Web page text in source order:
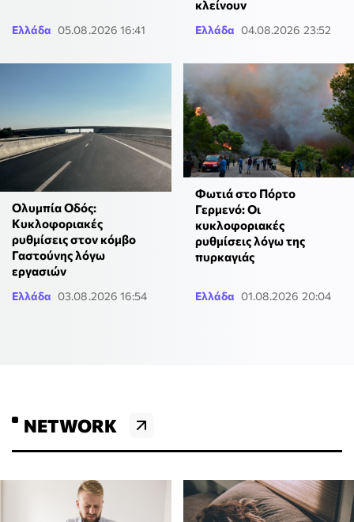
Ελλάδα 05.08.2026 16:41
κλείνουν
Ελλάδα 04.08.2026 23:52
Ολυμπία Οδός:
Κυκλοφοριακές
ρυθμίσεις στον κόμβο
Γαστούνης λόγω
εργασιών
Ελλάδα 03.08.2026 16:54
Φωτιά στο Πόρτο
Γερμενό: Οι
κυκλοφοριακές
ρυθμίσεις λόγω της
πυρκαγιάς
Ελλάδα 01.08.2026 20:04
NETWORK